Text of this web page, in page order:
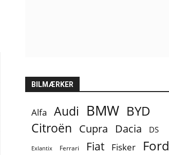
BILMÆRKER
Alfa Audi BMW BYD
Citroën Cupra Dacia DS
Exlantix Ferrari Fiat Fisker Ford